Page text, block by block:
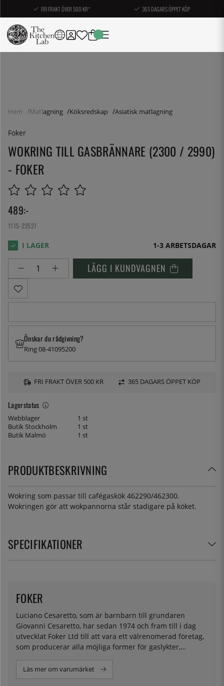
FRI FRAKT ÖVER 500 KR* 365 DAGARS ÖPPET KÖP
Hem Matlagning Köksredskap Asiatisk matlagning
Foker
WOKRING TILL GASBRÄNNARE (2300 / 2990)
- FOKER
489:-
1115-23527
1-3 ARBETSDAGAR
LÄGG I KUNDVAGNEN
Lagerstatus
Webblager
1 st
Butik Stockholm
1 st
Butik Malmö
1 st
Önskar du rådgivning?
Ring 08-41095200
FRI FRAKT ÖVER 500 KR 365 DAGARS ÖPPET KÖP
PRODUKTBESKRIVNING
Wokring som passar till cafégaskök 462290/462300.
Wokringen gör att wokpannorna står stadigare på köket.
SPECIFIKATIONER
Luciano Cesaretto, som är barnbarn till grundaren
Giovanni Cesaretto, har sedan 1974 och fram till i dag
utvecklat Foker Ltd till att vara ett välrenomerad företag,
som producerar alla möjliga former för gaslykter,
även elektriska kokplattor.
FOKER
Läs mer om varumärket